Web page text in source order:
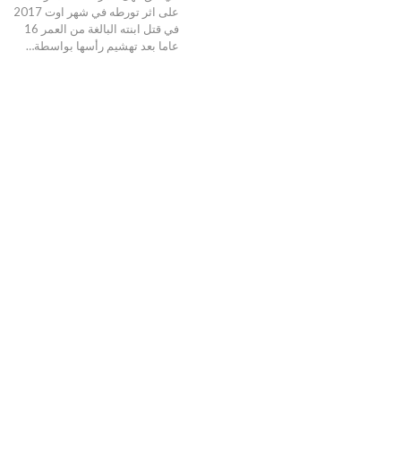
على اثر تورطه في شهر اوت 2017
في قتل ابنته البالغة من العمر 16
عاما بعد تهشيم رأسها بواسطة…